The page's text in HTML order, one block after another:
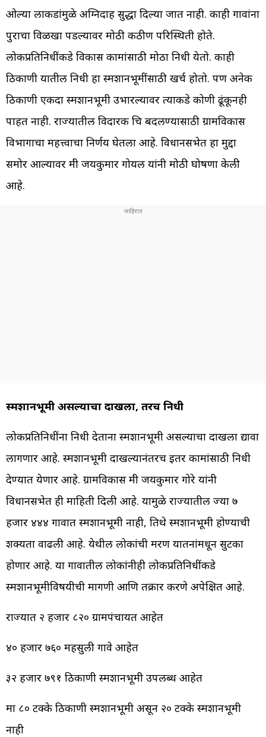
ओल्या लाकडांमुळे अग्निदाह सुद्धा दिल्या जात नाही. काही गावांना
पुराचा विळखा पडल्यावर मोठी कठीण परिस्थिती होते.
लोकप्रतिनिधींकडे विकास कामांसाठी मोठा निधी येतो. काही
ठिकाणी यातील निधी हा स्मशानभूमींसाठी खर्च होतो. पण अनेक
ठिकाणी एकदा स्मशानभूमी उभारल्यावर त्याकडे कोणी ढूंकूनही
पाहत नाही. राज्यातील विदारक चित्र बदलण्यासाठी ग्रामविकास
विभागाचा महत्त्वाचा निर्णय घेतला आहे. विधानसभेत हा मुद्दा
समोर आल्यावर मंत्री जयकुमार गोयल यांनी मोठी घोषणा केली
आहे.
स्मशानभूमी असल्याचा दाखला, तरच निधी
लोकप्रतिनिधींना निधी देताना स्मशानभूमी असल्याचा दाखला द्यावा
लागणार आहे. स्मशानभूमी दाखल्यानंतरच इतर कामांसाठी निधी
देण्यात येणार आहे. ग्रामविकास मंत्री जयकुमार गोरे यांनी
विधानसभेत ही माहिती दिली आहे. यामुळे राज्यातील ज्या ७
हजार ४४४ गावात स्मशानभूमी नाही, तिथे स्मशानभूमी होण्याची
शक्यता वाढली आहे. येथील लोकांची मरण यातनांमधून सुटका
होणार आहे. या गावातील लोकांनीही लोकप्रतिनिधींकडे
स्मशानभूमीविषयीची मागणी आणि तक्रार करणे अपेक्षित आहे.
राज्यात २ हजार ८२० ग्रामपंचायत आहेत
४० हजार ७६० महसुली गावे आहेत
३२ हजार ७९१ ठिकाणी स्मशानभूमी उपलब्ध आहेत
मात्र ८० टक्के ठिकाणी स्मशानभूमी असून २० टक्के स्मशानभूमी
नाही